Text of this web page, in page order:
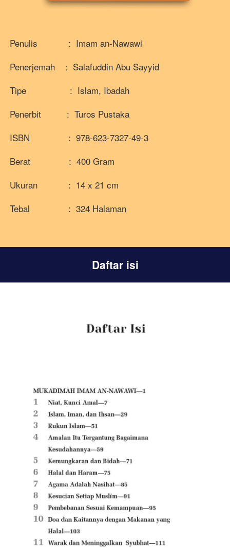
Penulis            : Imam an-Nawawi
Penerjemah    : Salafuddin Abu Sayyid
Tipe                 :  Islam, Ibadah
Penerbit          :  Turos Pustaka
ISBN               :  978-623-7327-49-3
Berat               :  400 Gram
Ukuran            :  14 x 21 cm
Tebal               :  324 Halaman
Daftar isi